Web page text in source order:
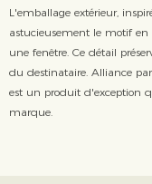
L'emballage extérieur,
astucieusement le motif
une fenêtre. Ce détail
du destinataire. Alliance
est un produit d'exception
marque.